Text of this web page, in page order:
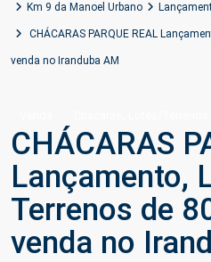
Km 9 da Manoel Urbano
CHÁCARAS PARQUE REAL
venda no Iranduba AM
CHÁCARAS
Lançamento,
Terrenos de
venda no